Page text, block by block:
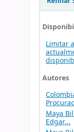
Limitar
Autores
Maya
Edgar...